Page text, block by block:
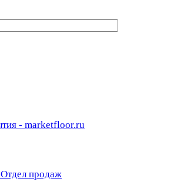
Отдел продаж